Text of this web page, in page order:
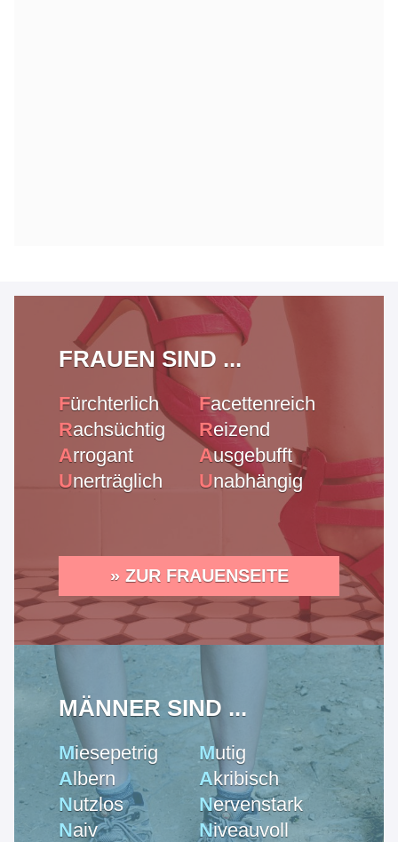
FRAUEN SIND ...
Fürchterlich
Rachsüchtig
Arrogant
Unerträglich
Facettenreich
Reizend
Ausgebufft
Unabhängig
» ZUR FRAUENSEITE
MÄNNER SIND ...
Miesepetrig
Albern
Nutzlos
Naiv
Mutig
Akribisch
Nervenstark
Niveauvoll